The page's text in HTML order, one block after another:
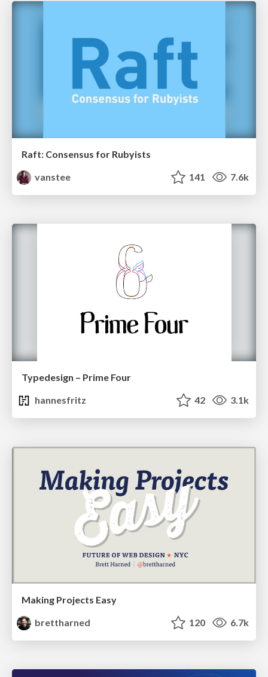
Raft: Consensus for Rubyists
vanstee
141 7.6k
Typedesign – Prime Four
hannesfritz
42 3.1k
Making Projects Easy
brettharned
120 6.7k